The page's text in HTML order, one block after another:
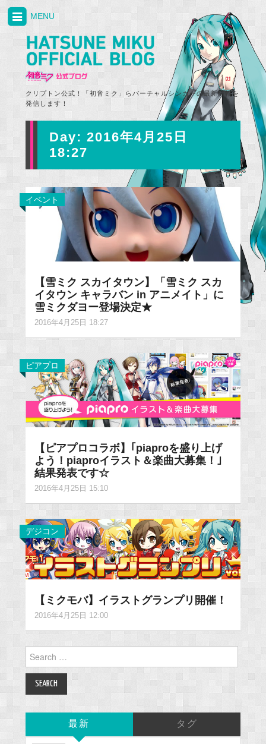
クリプトン公式！「初音ミク」らバーチャルシンガーの最新情報を
発信します！
MENU
Day: 2016年4月25日
18:27
イベント
【雪ミク スカイタウン】「雪ミク スカ
イタウン キャラバン in アニメイト」に
雪ミクダヨー登場決定★
2016年4月25日 18:27
ピアプロ
【ピアプロコラボ】｢piaproを盛り上げ
よう！piaproイラスト＆楽曲大募集！｣
結果発表です☆
2016年4月25日 15:10
デジコン
【ミクモバ】イラストグランプリ開催！
2016年4月25日 12:00
for:
最新 タグ